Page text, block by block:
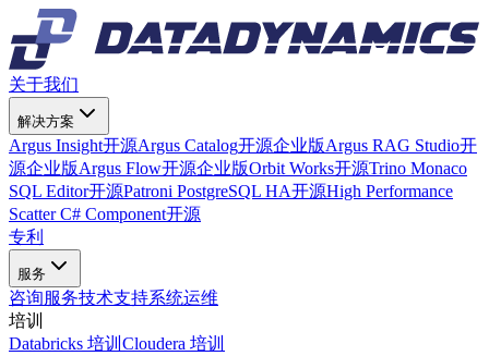
关于我们
解决方案
Argus Insight开源Argus Catalog开源企业版Argus RAG Studio开
源企业版Argus Flow开源企业版Orbit Works开源Trino Monaco
SQL Editor开源Patroni PostgreSQL HA开源High Performance
Scatter C# Component开源
专利
服务
咨询服务技术支持系统运维
培训
Databricks 培训 Cloudera 培训